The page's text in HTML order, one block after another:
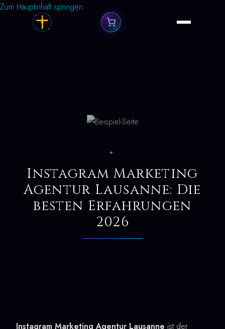
Zum Hauptinhalt springen
✦
Instagram Marketing
Agentur Lausanne: Die
besten Erfahrungen
2026
Instagram Marketing Agentur Lausanne ist der